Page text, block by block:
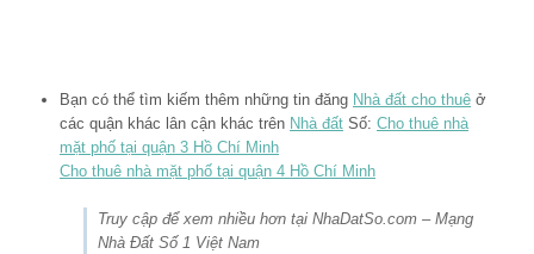
Bạn có thể tìm kiếm thêm những tin đăng Nhà đất cho thuê ở
các quận khác lân cận khác trên Nhà đất Số: Cho thuê nhà
mặt phố tại quận 3 Hồ Chí Minh
Cho thuê nhà mặt phố tại quận 4 Hồ Chí Minh
Truy cập để xem nhiều hơn tại NhaDatSo.com – Mạng
Nhà Đất Số 1 Việt Nam